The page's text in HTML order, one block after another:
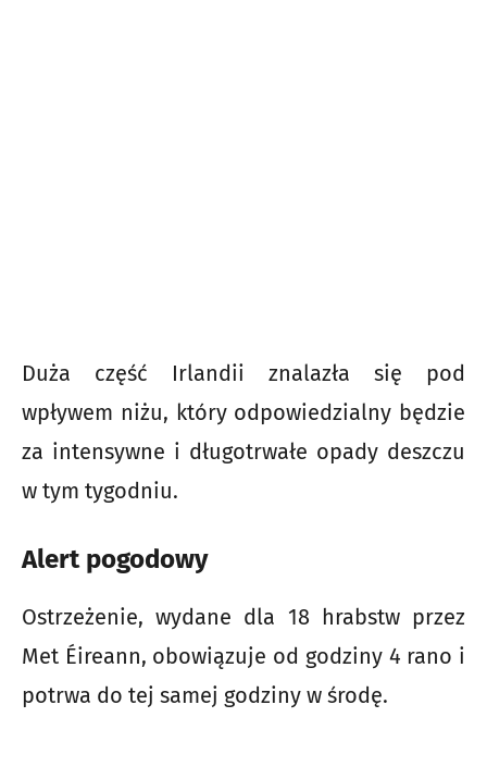
Duża część Irlandii znalazła się pod
wpływem niżu, który odpowiedzialny będzie
za intensywne i długotrwałe opady deszczu
w tym tygodniu.
Alert pogodowy
Ostrzeżenie, wydane dla 18 hrabstw przez
Met Éireann, obowiązuje od godziny 4 rano i
potrwa do tej samej godziny w środę.